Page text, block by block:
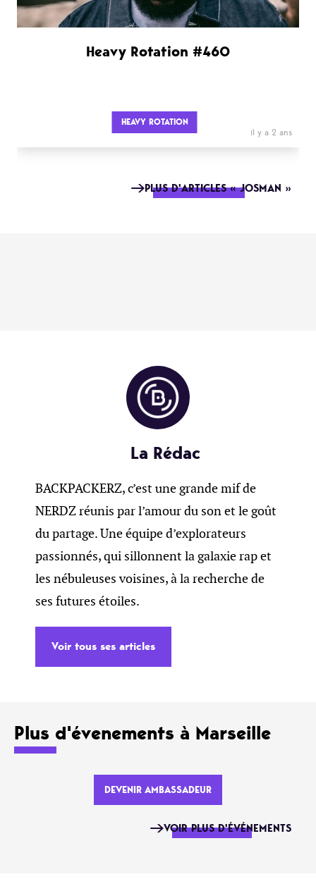
Heavy Rotation #460
HEAVY ROTATION
il y a 2 ans
PLUS D'ARTICLES « JOSMAN »
La Rédac
BACKPACKERZ, c’est une grande mif de
NERDZ réunis par l’amour du son et le goût
du partage. Une équipe d’explorateurs
passionnés, qui sillonnent la galaxie rap et
les nébuleuses voisines, à la recherche de
ses futures étoiles.
Voir tous ses articles
Plus d'évenements à Marseille
DEVENIR AMBASSADEUR
VOIR PLUS D'ÉVÉNEMENTS